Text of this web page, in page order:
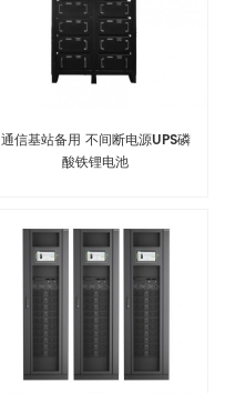
通信基站备用 不间断电源UPS磷
酸铁锂电池